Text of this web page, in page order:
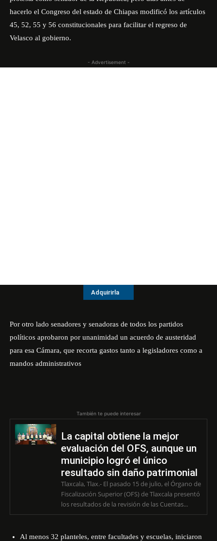
hacerlo el Congreso del estado de Chiapas modificó los artículos
45, 52, 55 y 56 constitucionales para facilitar el regreso de
Velasco al gobierno.
- Advertisement -
Adquirirla
Por otro lado senadores y senadoras de todos los partidos
políticos aprobaron por unanimidad un acuerdo de austeridad
para esa Cámara, que recorta gastos tanto a legisladores como a
mandos administrativos
También te puede interesar
La capital obtiene la mejor
evaluación del OFS, aunque un
municipio logró el único
resultado sin daño patrimonial
Tlaxcala, Tlax.- El pasado 15 de julio, el Órgano de
Fiscalización Superior (OFS) de Tlaxcala presentó
los resultados de la revisión de las Cuentas...
Al menos 32 planteles, entre facultades y escuelas, iniciaron